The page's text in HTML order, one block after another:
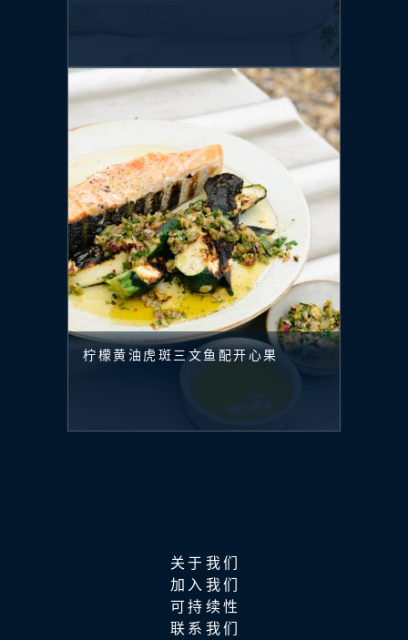
柠檬黄油虎斑三文鱼配开心果
关于我们
加入我们
可持续性
联系我们